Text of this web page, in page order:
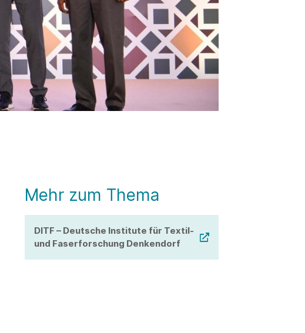
Mehr zum Thema
DITF – Deutsche Institute für Textil-
und Faserforschung Denkendorf